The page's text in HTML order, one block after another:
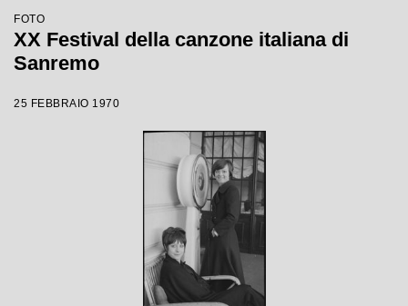
FOTO
XX Festival della canzone italiana di
Sanremo
25 FEBBRAIO 1970